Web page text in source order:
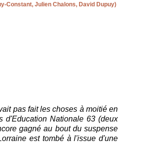
Constant, Julien Chalons, David Dupuy)
pas fait les choses à moitié en
d'Education Nationale 63 (deux
gagné au bout du suspense
est tombé à l'issue d'une